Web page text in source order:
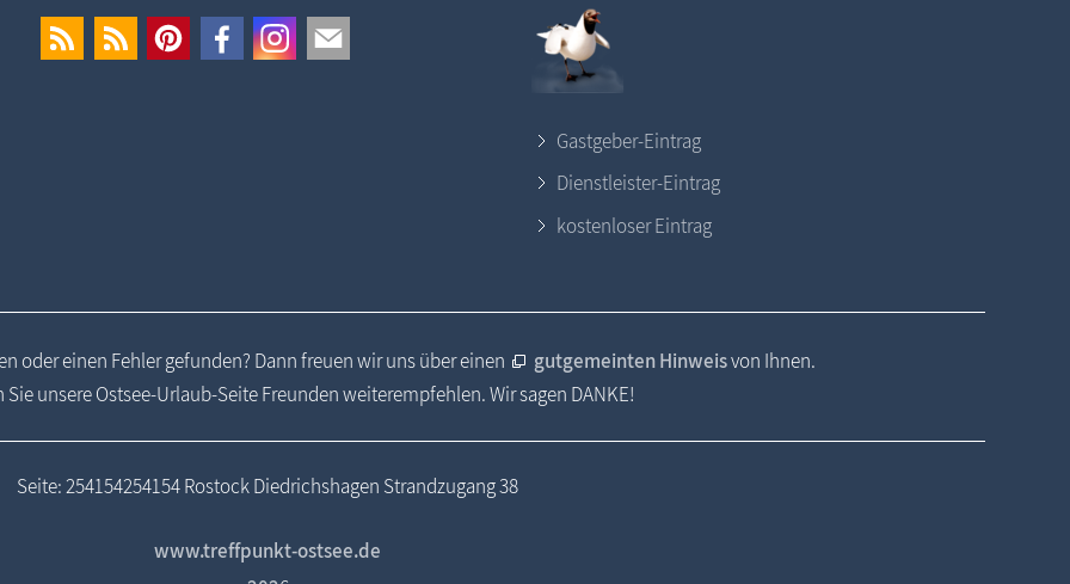
Gastgeber-Eintrag
Dienstleister-Eintrag
kostenloser Eintrag
oder einen Fehler gefunden? Dann freuen wir uns über einen gutgemeinten Hinweisvon Ihnen.
Sie unsere Ostsee-Urlaub-Seite Freunden weiterempfehlen. Wir sagen DANKE!
Seite: 254154254154 Rostock Diedrichshagen Strandzugang 38
www.treffpunkt-ostsee.de